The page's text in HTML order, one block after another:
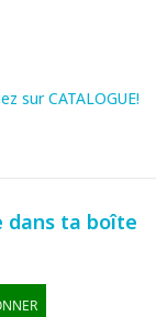
sur CATALOGUE!
dans ta boîte